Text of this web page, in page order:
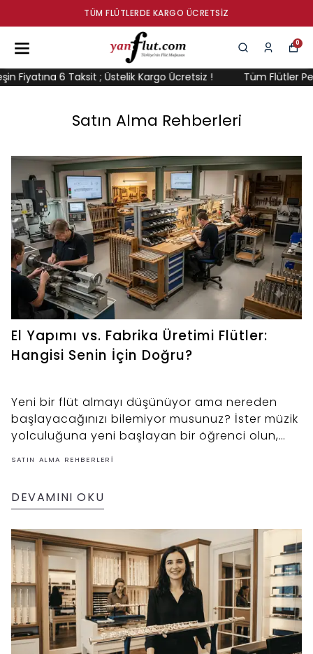
PEŞIN FIYATINA 6 TAKSIT
0
6 Taksit ; Üstelik Kargo Ücretsiz ! Tüm Flütler Peşin
Satın Alma Rehberleri
El Yapımı vs. Fabrika Üretimi Flütler:
Hangisi Senin İçin Doğru?
Yeni bir flüt almayı düşünüyor ama nereden
başlayacağınızı bilemiyor musunuz? İster müzik
yolculuğuna yeni başlayan bir öğrenci olun,
ister performansını bir üst seviyeye taşımak
mü almalıyım, yoksa fabrika üretimi bir flüt mü?
SATIN ALMA REHBERLERI
DEVAMINI OKU